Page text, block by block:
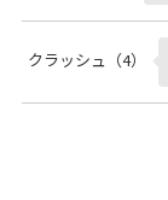
クラッシュ（4）